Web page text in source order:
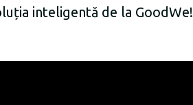
inteligentă de la GoodWe!